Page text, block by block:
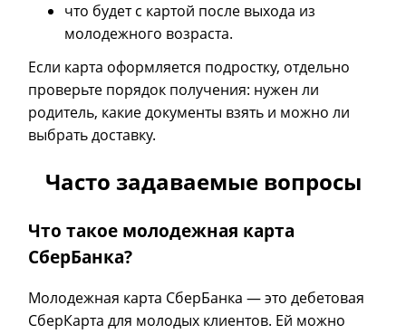
что будет с картой после выхода из
молодежного возраста.
Если карта оформляется подростку, отдельно
проверьте порядок получения: нужен ли
родитель, какие документы взять и можно ли
выбрать доставку.
Часто задаваемые вопросы
Что такое молодежная карта
СберБанка?
Молодежная карта СберБанка — это дебетовая
СберКарта для молодых клиентов. Ей можно